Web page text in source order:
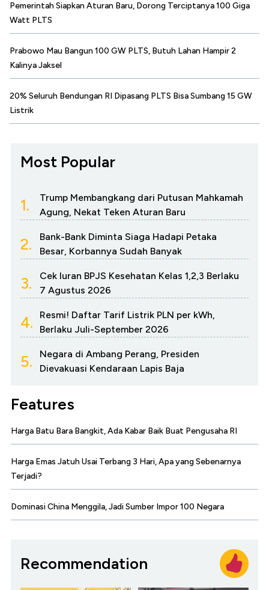
Pemerintah Siapkan Aturan Baru, Dorong Terciptanya 100 Giga
Watt PLTS
Prabowo Mau Bangun 100 GW PLTS, Butuh Lahan Hampir 2
Kalinya Jaksel
20% Seluruh Bendungan RI Dipasang PLTS Bisa Sumbang 15 GW
Listrik
Most Popular
1.
Trump Membangkang dari Putusan Mahkamah
Agung, Nekat Teken Aturan Baru
2.
Bank-Bank Diminta Siaga Hadapi Petaka
Besar, Korbannya Sudah Banyak
3.
Cek Iuran BPJS Kesehatan Kelas 1,2,3 Berlaku
7 Agustus 2026
4.
Resmi! Daftar Tarif Listrik PLN per kWh,
Berlaku Juli-September 2026
5.
Negara di Ambang Perang, Presiden
Dievakuasi Kendaraan Lapis Baja
Features
Harga Batu Bara Bangkit, Ada Kabar Baik Buat Pengusaha RI
Harga Emas Jatuh Usai Terbang 3 Hari, Apa yang Sebenarnya
Terjadi?
Dominasi China Menggila, Jadi Sumber Impor 100 Negara
Recommendation